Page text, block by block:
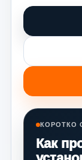
КОРОТКО
Как